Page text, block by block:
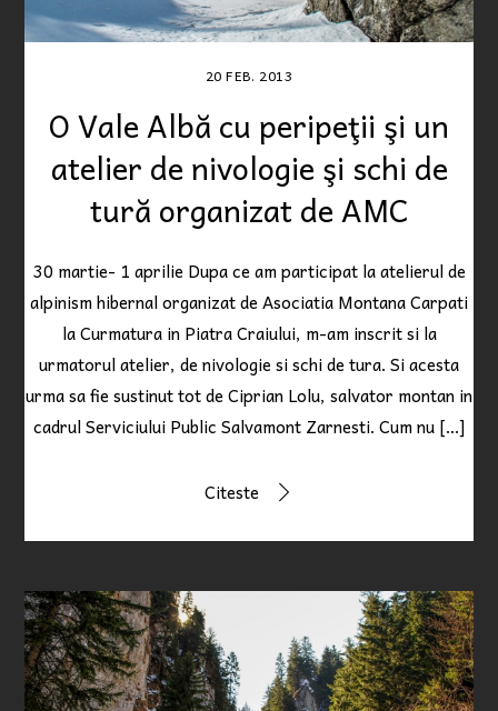
20 FEB. 2013
O Vale Albă cu peripeţii şi un
atelier de nivologie şi schi de
tură organizat de AMC
30 martie- 1 aprilie Dupa ce am participat la atelierul de
alpinism hibernal organizat de Asociatia Montana Carpati
la Curmatura in Piatra Craiului, m-am inscrit si la
urmatorul atelier, de nivologie si schi de tura. Si acesta
urma sa fie sustinut tot de Ciprian Lolu, salvator montan in
cadrul Serviciului Public Salvamont Zarnesti. Cum nu […]
Citeste